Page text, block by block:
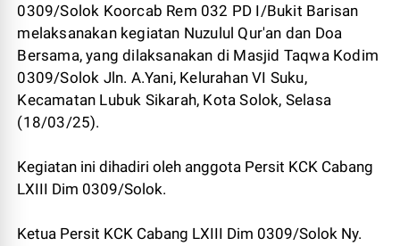
0309/Solok Koorcab Rem 032 PD I/Bukit Barisan
melaksanakan kegiatan Nuzulul Qur'an dan Doa
Bersama, yang dilaksanakan di Masjid Taqwa Kodim
0309/Solok Jln. A.Yani, Kelurahan VI Suku,
Kecamatan Lubuk Sikarah, Kota Solok, Selasa
(18/03/25).
Kegiatan ini dihadiri oleh anggota Persit KCK Cabang
LXIII Dim 0309/Solok.
Ketua Persit KCK Cabang LXIII Dim 0309/Solok Ny.